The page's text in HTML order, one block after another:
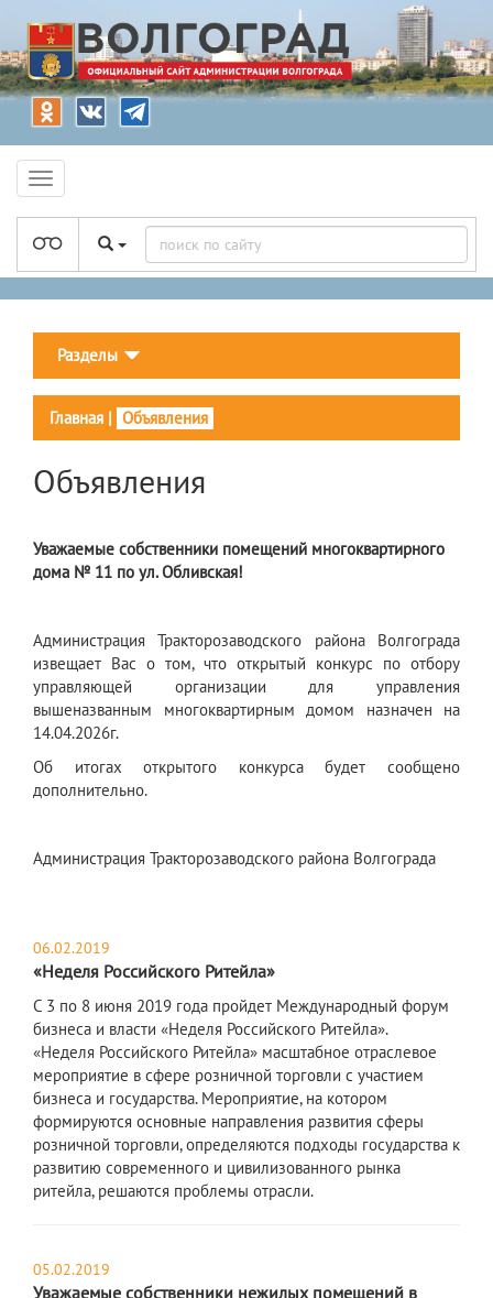
Разделы
Главная | Объявления
Объявления
Уважаемые собственники помещений многоквартирного
дома № 11 по ул. Обливская!
Администрация Тракторозаводского района Волгограда
извещает Вас о том, что открытый конкурс по отбору
управляющей организации для управления
вышеназванным многоквартирным домом назначен на
14.04.2026г.
Об итогах открытого конкурса будет сообщено
дополнительно.
Администрация Тракторозаводского района Волгограда
06.02.2019
«Неделя Российского Ритейла»
С 3 по 8 июня 2019 года пройдет Международный форум
бизнеса и власти «Неделя Российского Ритейла».
«Неделя Российского Ритейла» масштабное отраслевое
мероприятие в сфере розничной торговли с участием
бизнеса и государства. Мероприятие, на котором
формируются основные направления развития сферы
розничной торговли, определяются подходы государства к
развитию современного и цивилизованного рынка
ритейла, решаются проблемы отрасли.
05.02.2019
Уважаемые собственники нежилых помещений в